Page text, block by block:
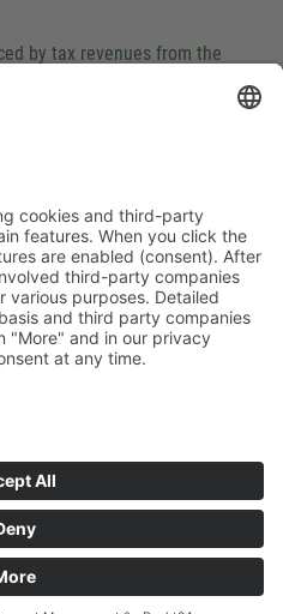
by tax revenues from the
cookies and third-party
features. When you click the
are enabled (consent).
the involved third-party
data for various purposes.
the button "More" and in our
MORE
Privacy policy